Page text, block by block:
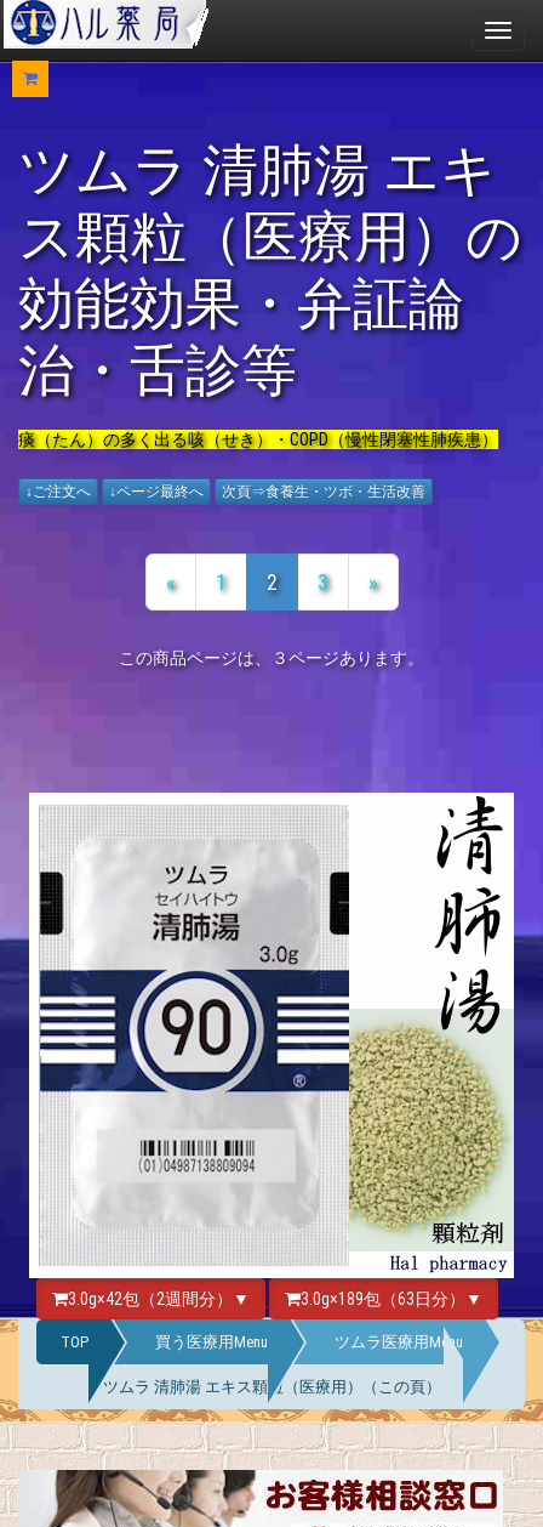
メ
ニ
ツムラ 清肺湯 エキ
ス顆粒（医療用）の
効能効果・弁証論
治・舌診等
痰（たん）の多く出る咳（せき）・COPD（慢性閉塞性肺疾患）
↓ご注文へ ↓ページ最終へ 次頁⇒食養生・ツボ・生活改善
« 1 2 3 »
この商品ページは、３ページあります。
3.0g×42包（2週間分）▼ 3.0g×189包（63日分）▼
TOP 買う医療用Menu ツムラ医療用Menu
ツムラ 清肺湯 エキス顆粒（医療用）（この頁）